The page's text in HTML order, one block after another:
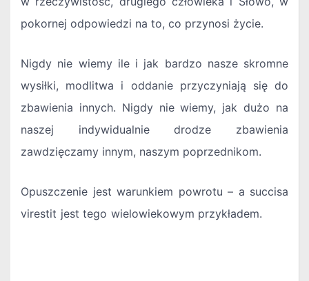
pokornej odpowiedzi na to, co przynosi życie.
Nigdy nie wiemy ile i jak bardzo nasze skromne
wysiłki, modlitwa i oddanie przyczyniają się do
zbawienia innych. Nigdy nie wiemy, jak dużo na
naszej indywidualnie drodze zbawienia
zawdzięczamy innym, naszym poprzednikom.
Opuszczenie jest warunkiem powrotu – a succisa
virestit jest tego wielowiekowym przykładem.